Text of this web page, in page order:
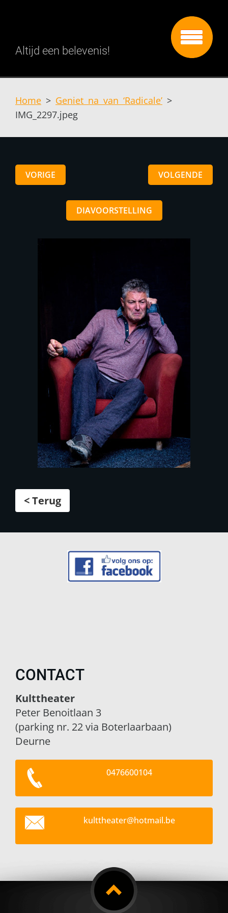
Altijd een belevenis!
Home > Geniet na van ‘Radicale’ >
IMG_2297.jpeg
VORIGE VOLGENDE
DIAVOORSTELLING
< Terug
CONTACT
Kulttheater
Peter Benoitlaan 3
(parking nr. 22 via Boterlaarbaan)
Deurne
0476600104
kulttheater@hotmail.be